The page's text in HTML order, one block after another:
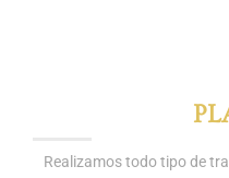
Realizamos todo tipo de